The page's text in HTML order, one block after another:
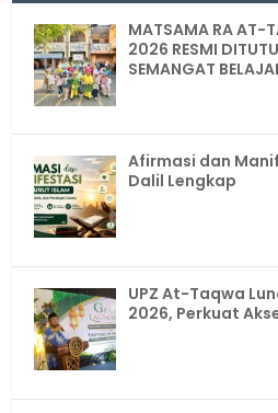
MATSAMA RA AT-
2026 RESMI
SEMANGAT
Afirmasi dan
Dalil Lengkap
UPZ At-Taqwa
2026, Perkuat